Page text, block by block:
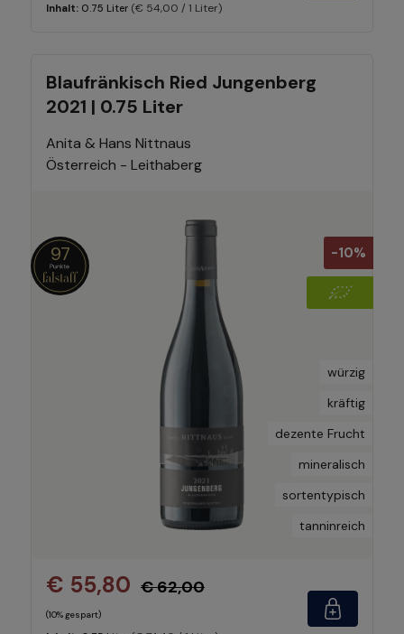
Inhalt: 0.75 Liter (€ 54,00 / 1 Liter)
Blaufränkisch Ried Jungenberg
2021 | 0.75 Liter
Anita & Hans Nittnaus
Österreich - Leithaberg
-10%
97
würzig
kräftig
dezente Frucht
mineralisch
sortentypisch
tanninreich
€ 55,80 € 62,00
(10% gespart)